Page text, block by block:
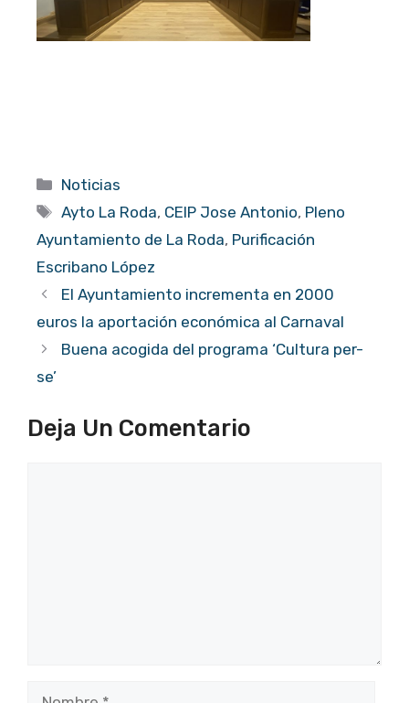
Categorías
Noticias
Etiquetas
Ayto La Roda, CEIP Jose Antonio, Pleno
Ayuntamiento de La Roda, Purificación
Escribano López
El Ayuntamiento incrementa en 2000
euros la aportación económica al Carnaval
Buena acogida del programa ‘Cultura per-
se’
Deja Un Comentario